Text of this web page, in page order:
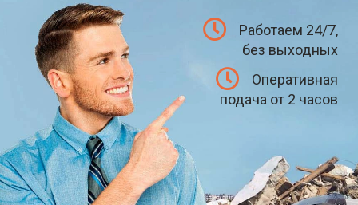
Работаем 24/7,
без выходных
Оперативная
подача от 2 часов